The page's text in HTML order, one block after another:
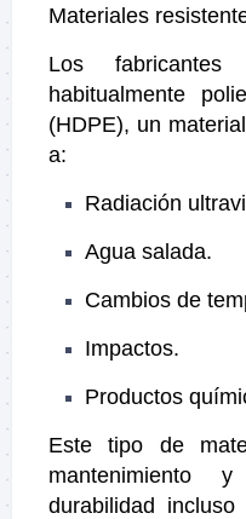
Materiales
Los fabricantes
habitualmente
(HDPE), un
a:
Radiación
Agua salada.
Cambios de
Impactos.
Productos
Este tipo de
mantenimiento
durabilidad